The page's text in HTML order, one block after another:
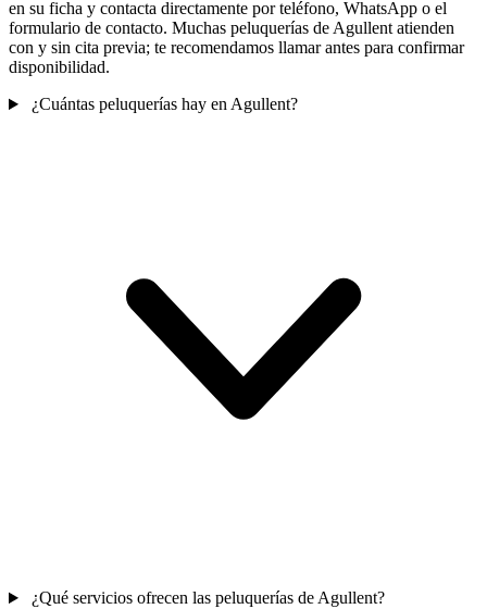
en su ficha y contacta directamente por teléfono, WhatsApp o el
formulario de contacto. Muchas peluquerías de Agullent atienden
con y sin cita previa; te recomendamos llamar antes para confirmar
disponibilidad.
¿Cuántas peluquerías hay en Agullent?
¿Qué servicios ofrecen las peluquerías de Agullent?